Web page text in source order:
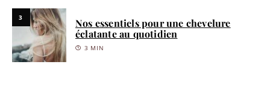
3
Nos essentiels pour une chevelure
éclatante au quotidien
3 MIN